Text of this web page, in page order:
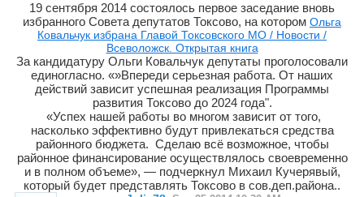
19 сентября 2014 состоялось первое заседание вновь
избранного Совета депутатов Токсово, на котором Ольга
Ковальчук избрана Главой Токсовского МО / Новости /
Всеволожск. Открытая книга
За кандидатуру Ольги Ковальчук депутаты проголосовали
единогласно. «»Впереди серьезная работа. От наших
действий зависит успешная реализация Программы
развития Токсово до 2024 года".
«Успех нашей работы во многом зависит от того,
насколько эффективно будут привлекаться средства
районного бюджета. Сделаю всё возможное, чтобы
районное финансирование осуществлялось своевременно
и в полном объеме», — подчеркнул Михаил Кучерявый,
который будет представлять Токсово в сов.деп.района..